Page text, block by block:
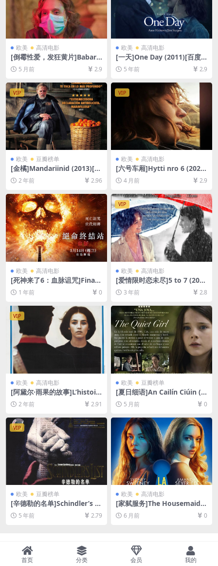
欧美 高清电影
[倒霉性爱，发狂黄片]Babard
eală cu bucluc sau porno b
alamuc (2021)[百度网盘+夸
[网盘在线播放/下载][MP4/7G
B][中英字幕]
5 月前 2.9
欧美 高清电影
[一天]One Day (2011)[百度
网盘+夸克网盘+迅雷云盘资源
1080P超清未删减][MP4/6.8G
5 年前 2.9
VIP
欧美 豆瓣榜单
[金橘]Mandariinid (2013)[百
度网盘+夸克网盘1080P超清
未删减资源][网盘在线播放/下
载][MP4/6.4GB][中英字幕]
2 年前 2.96
VIP
欧美 高清电影
[六号车厢]Hytti nro 6 (2021)
[百度网盘+夸克网盘1080P超
清未删减资源][网盘在线播放/
下载][MP4/7GB][中文字幕]
4 月前 2.9
欧美 高清电影
[死神来了6：血脉诅咒]Final
Destination: Bloodlines (20
25)[百度网盘+夸克网盘4K超
清未删减资源][网盘在线播放/
下载][MP4/7.3GB][中英字幕]
1 年前 0
VIP
欧美 高清电影
[爱情限时恋未尽]5 to 7 (201
4)[百度网盘+迅雷云盘资源10
80P超清未删减][MP4/5.8GB]
[中英字幕]
3 年前 2.8
VIP
欧美 高清电影
[阿黛尔·雨果的故事]L’histoir
e d’Adèle H. (1975)[百度网盘
+夸克网盘1080P超清未删减
4/6.6GB][中英字幕]
2 年前 2.91
欧美 豆瓣榜单
[夏日细语]An Cailín Ciúin (2
022)[百度网盘+夸克网盘1080
P超清未删减资源][网盘在线播
5 月前 0
VIP
欧美 豆瓣榜单
[辛德勒的名单]Schindler’s Li
st (1993)[百度网盘+迅雷云盘
资源1080P超清未删减][MP4/
5 年前 2.79
欧美 高清电影
[家弑服务]The Housemaid
(2025)[百度网盘+夸克网盘4K
超清未删减资源][网盘在线播
6 月前 0
首页 分类 会员 我的